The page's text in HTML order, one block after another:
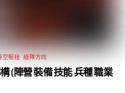
空樞紐 ,組隊方向
(陣營 裝備 技能 兵種 職業